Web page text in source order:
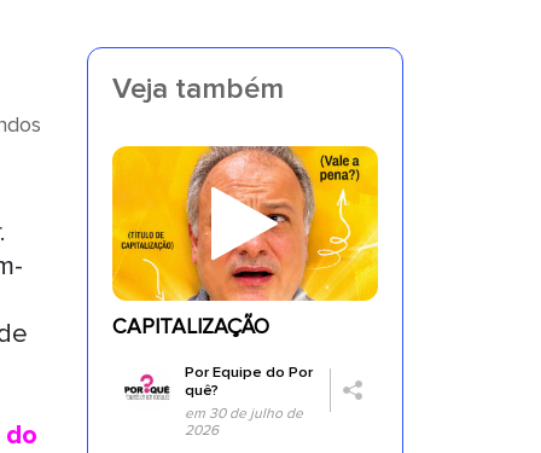
Veja também
CAPITALIZAÇÃO
PorEquipe do Por
quê?
em 30 de julho de
2026